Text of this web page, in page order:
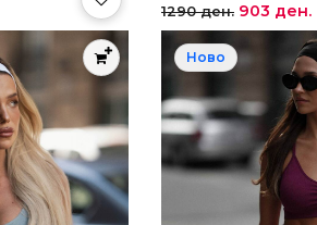
1290 ден. 903 ден.
Ново